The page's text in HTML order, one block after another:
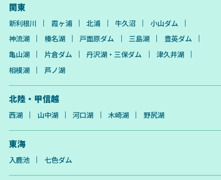
関東
新利根川 霞ヶ浦 北浦 牛久沼
小山ダム
神流湖
榛名湖 戸面原ダム 三島湖
豊英ダム
亀山湖
片倉ダム 丹沢湖・三保ダム
津久井湖
相模湖
芦ノ湖
北陸・甲信越
西湖 山中湖 河口湖 木崎湖 野尻湖
東海
入鹿池 七色ダム